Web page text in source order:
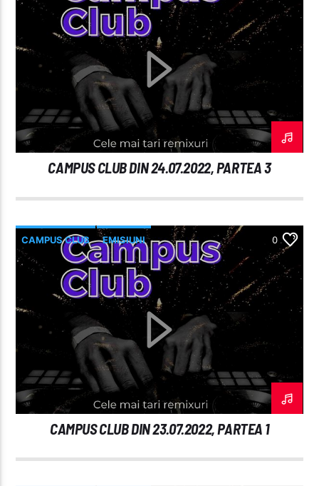
CAMPUS CLUB DIN 24.07.2022, PARTEA 3
CAMPUS CLUB EMISIUNI 0
CAMPUS CLUB DIN 23.07.2022, PARTEA 1